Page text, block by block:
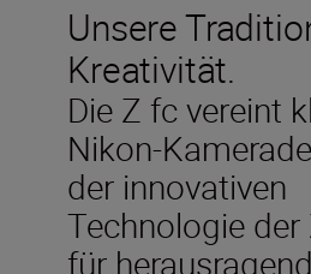
Unsere
Kreativität.
Die Z fc vereint
Nikon-
der innovativen
Technologie der
für